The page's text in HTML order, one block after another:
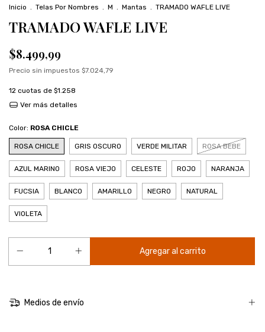
Inicio . Telas Por Nombres . M . Mantas . TRAMADO WAFLE LIVE
TRAMADO WAFLE LIVE
$8.499,99
Precio sin impuestos $7.024,79
12 cuotas de $1.258
Ver más detalles
Color: ROSA CHICLE
ROSA CHICLE GRIS OSCURO VERDE MILITAR ROSA BEBE
AZUL MARINO ROSA VIEJO CELESTE ROJO NARANJA
FUCSIA BLANCO AMARILLO NEGRO NATURAL
VIOLETA
Medios de envío